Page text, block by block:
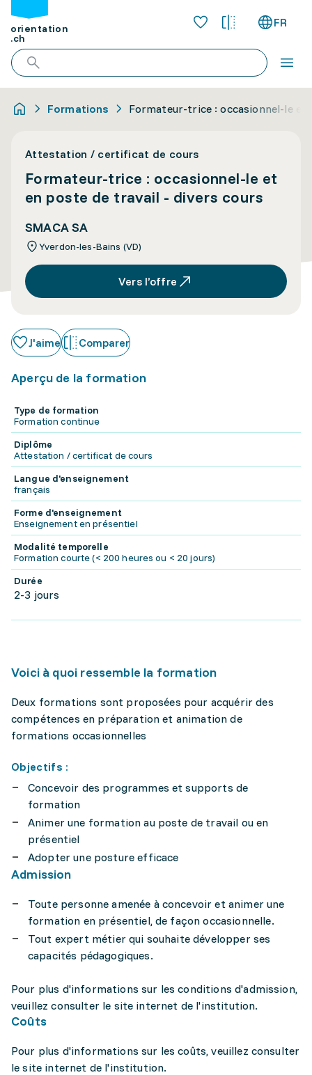
orientation
.ch
FR
Formations Formateur-trice : occasionnel-le
Attestation / certificat de cours
Formateur-trice : occasionnel-le et
en poste de travail - divers cours
SMACA SA
Yverdon-les-Bains (VD)
Vers l’offre
J'aime Comparer
Aperçu de la formation
Type de formation
Formation continue
Diplôme
Attestation / certificat de cours
Langue d'enseignement
français
Forme d'enseignement
Enseignement en présentiel
Modalité temporelle
Formation courte (< 200 heures ou < 20 jours)
Durée
2-3 jours
Voici à quoi ressemble la formation
Deux formations sont proposées pour acquérir des
compétences en préparation et animation de
formations occasionnelles
Objectifs :
Concevoir des programmes et supports de
formation
Animer une formation au poste de travail ou en
présentiel
Adopter une posture efficace
Admission
Toute personne amenée à concevoir et animer une
formation en présentiel, de façon occasionnelle.
Tout expert métier qui souhaite développer ses
capacités pédagogiques.
Pour plus d'informations sur les conditions d'admission,
veuillez consulter le site internet de l'institution.
Coûts
Pour plus d'informations sur les coûts, veuillez consulter
le site internet de l'institution.